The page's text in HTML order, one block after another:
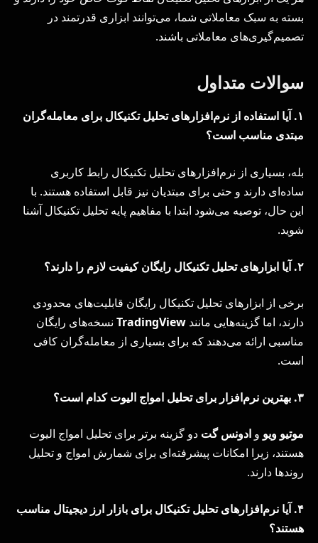
بسته به سبک معاملاتی شما، می‌توانند ابزاری قدرتمند در
تصمیم‌گیری‌های معاملاتی باشند.
سوالات متداول
۱. آیا استفاده از نرم‌افزارهای تحلیل تکنیکال برای معامله‌گران
مبتدی مناسب است؟
بله، بسیاری از نرم‌افزارهای تحلیل تکنیکال رابط کاربری
ساده‌ای دارند و حتی برای مبتدیان نیز قابل استفاده هستند. با
این حال، توصیه می‌شود ابتدا با مفاهیم پایه تحلیل تکنیکال آشنا
شوید.
۲. آیا ابزارهای تحلیل تکنیکال رایگان کیفیت لازم را دارند؟
برخی از ابزارهای تحلیل تکنیکال رایگان قابلیت‌های محدودی
دارند، اما گزینه‌هایی مانند TradingView نسخه‌های رایگان
مناسبی ارائه می‌دهند که برای بسیاری از معامله‌گران کافی
است.
۳. بهترین نرم‌افزار برای تحلیل امواج الیوت کدام است؟
موتیو ویو و ادونس گت دو گزینه برتر برای تحلیل امواج الیوت
هستند، زیرا امکانات پیشرفته‌ای برای شمارش امواج و تحلیل
روندها دارند.
۴. آیا نرم‌افزارهای تحلیل تکنیکال برای بازار ارز دیجیتال مناسب
هستند؟